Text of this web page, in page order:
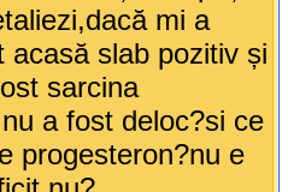
mi a
acasă slab pozitiv și
sarcina
a fost deloc?si ce
progesteron?nu e